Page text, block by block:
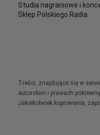
Studia nagraniowe i
Sklep Polskiego Radia
Treści, znajdujące się w
autorskim i prawach
Jakiekolwiek kopiowanie,